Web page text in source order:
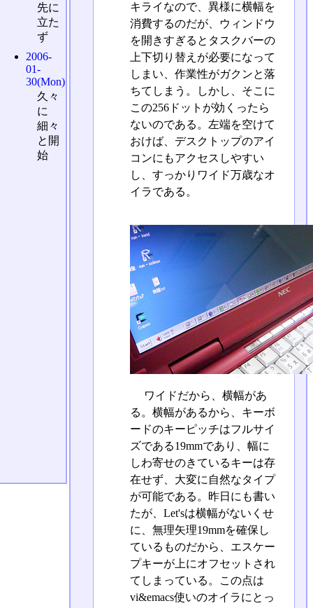
キライなので、異様に横幅を
消費するのだが、ウィンドウ
を開きすぎるとタスクバーの
上下切り替えが必要になって
しまい、作業性がガクンと落
ちてしまう。しかし、そこに
この256ドットが効くったら
ないのである。左端を空けて
おけば、デスクトップのアイ
コンにもアクセスしやすい
し、すっかりワイド万歳なオ
イラである。
ワイドだから、横幅があ
る。横幅があるから、キーボ
ードのキーピッチはフルサイ
ズである19mmであり、幅に
しわ寄せのきているキーは存
在せず、大変に自然なタイプ
が可能である。昨日にも書い
たが、Let'sは横幅がないくせ
に、無理矢理19mmを確保し
ているものだから、エスケー
プキーが上にオフセットされ
てしまっている。この点は
vi&emacs使いのオイラにとっ
先に
立た
ず
2006-
01-
30(Mon)
久々
に
細々
と開
始